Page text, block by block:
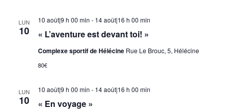
LUN
10 « L’aventure est devant toi! »
10 août|9 h 00 min - 14 août|16 h 00 min
Complexe sportif de Hélécine Rue Le Brouc, 5, Hélécine
80€
LUN
10 « En voyage »
10 août|9 h 00 min - 14 août|16 h 00 min